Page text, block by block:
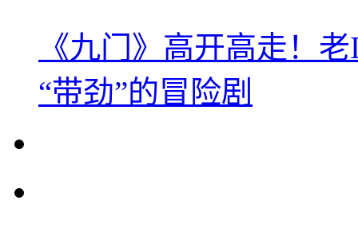
《九门》高开高走！
“带劲”的冒险剧